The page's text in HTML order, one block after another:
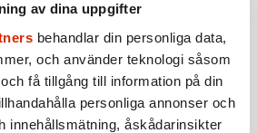
av dina uppgifter
behandlar din personliga data,
och använder teknologi såsom
få tillgång till information på din
personliga annonser och
innehållsmätning, åskådarinsikter
frågar efter ömhet,
och ärlighet. Den mentala
blommor blomma. I
samsas med andra